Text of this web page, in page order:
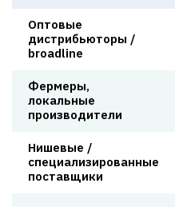
Оптовые
дистрибьюторы /
broadline
Фермеры,
локальные
производители
Нишевые /
специализированные
поставщики